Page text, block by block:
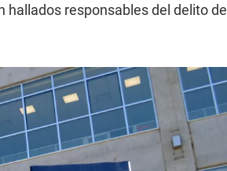
hallados responsables del delito de